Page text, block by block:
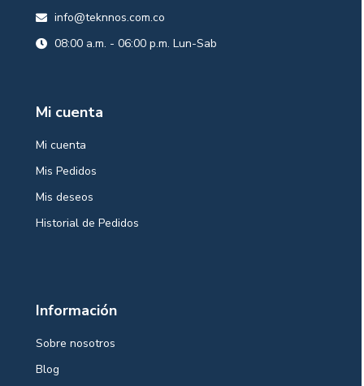
info@teknnos.com.co
08:00 a.m. - 06:00 p.m. Lun-Sab
Mi cuenta
Mi cuenta
Mis Pedidos
Mis deseos
Historial de Pedidos
Información
Sobre nosotros
Blog